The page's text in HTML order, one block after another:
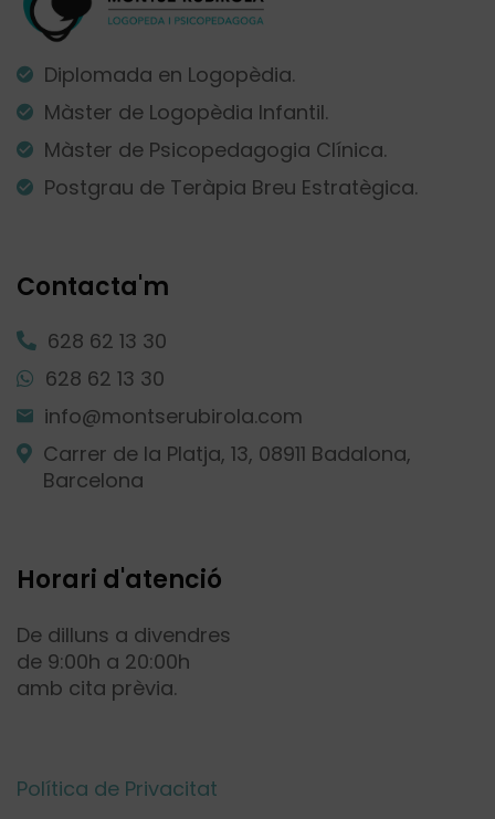
Diplomada en Logopèdia.
Màster de Logopèdia Infantil.
Màster de Psicopedagogia Clínica.
Postgrau de Teràpia Breu Estratègica.
Contacta'm
628 62 13 30
628 62 13 30
info@montserubirola.com
Carrer de la Platja, 13, 08911 Badalona,
Barcelona
Horari d'atenció
De dilluns a divendres
de 9:00h a 20:00h
amb cita prèvia.
Política de Privacitat